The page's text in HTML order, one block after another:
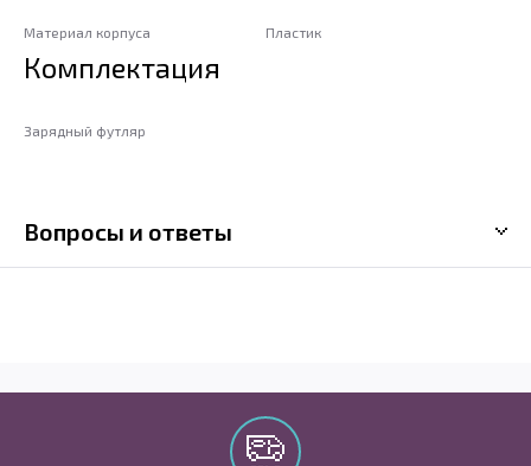
Материал корпуса Пластик
Комплектация
Зарядный футляр
Вопросы и ответы